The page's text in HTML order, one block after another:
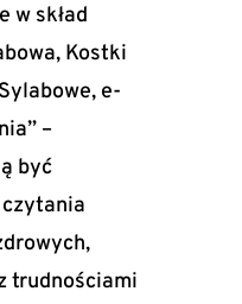
w skład
Kostki
e-
–
być
trudnościami